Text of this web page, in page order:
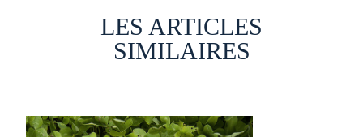
LES ARTICLES
SIMILAIRES